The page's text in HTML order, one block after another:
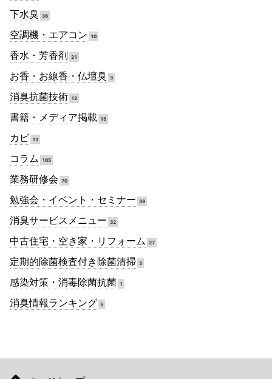
下水臭 36
空調機・エアコン 10
香水・芳香剤 21
お香・お線香・仏壇臭 3
消臭抗菌技術 12
書籍・メディア掲載 15
カビ 13
コラム 105
業務研修会 70
勉強会・イベント・セミナー 39
消臭サービスメニュー 32
中古住宅・空き家・リフォーム 27
定期的除菌検査付き除菌清掃 3
感染対策・消毒除菌抗菌 1
消臭情報ランキング 5